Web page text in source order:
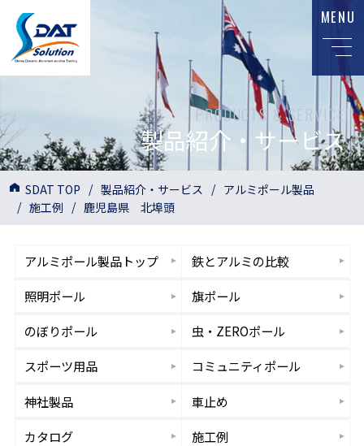
MENU
PRODUCTS & SERVICE
製品紹介・サービス
SDAT TOP 製品紹介・サービス
アルミポール製品
施工例
鹿児島県 北埠頭
アルミポール製品トップ 鉄とアルミの比較
照明ポール 旗ポール
のぼりポール 虫・ZEROポール
スポーツ用品 コミュニティポール
神社製品
車止め
カタログ
施工例